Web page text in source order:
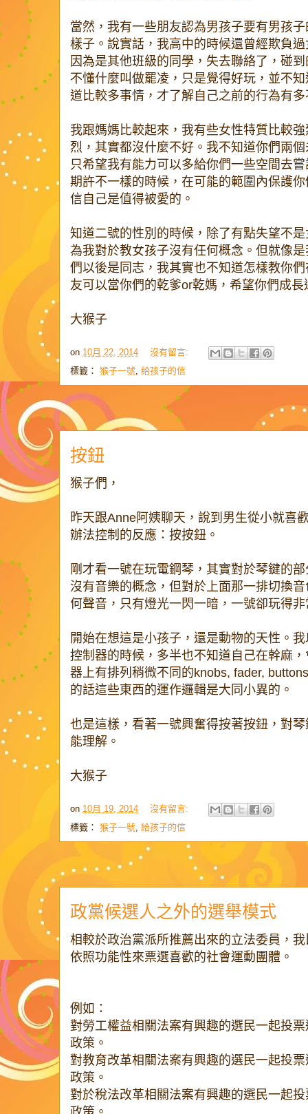
當然，我有一些朋友認為男孩子要有男孩
樣子。說實話，我高中的時候還曾經欺負
因為是其他班級的同學，失去聯絡了，碰
不懂什麼叫做罷凌，只是覺得好玩，並不
道比較多事情，才了解自己之前的行為有
我跟媽媽比較起來，我有些女性特質比較
烈，其實都沒什麼不好。我不知道你們兩
只希望我有能力可以多給你們一些空間去
期許不一樣的時候，在可能的範圍內保護
信自己是值得被愛的。
知道二號的性別的時候，除了有點失望不
為我對於教女孩子沒有任何概念。但就像
們以後是同志，我其實也不知道怎樣教你
友可以當你們的乾爹or乾媽，希望你們成長
大猴子
on 10月 22, 2014
沒有留言:
標籤： 猴子一號, 給孩子的信
按鈕
猴子們，
昨天跟Anne阿姨聊天，說到男生從小就喜
辦法控制的反應：按按鈕。
剛才看一號在玩電鋼琴，其實對於琴鍵的
沒有音樂的概念，但對於上面那一排切換
何聲音，只有燈光一閃一暗，一號卻玩得
開始在想這是小孩子，還是動物的天性。
控制器的時候，多半也不知道自己在幹麻
器上有排列稍微不同的knobs, fader,
的話這些東西的運作邏輯是大同小異的。
也是這樣，看著一號興奮得按著按鈕，對
能理解。
大猴子
on 10月 19, 2014
沒有留言:
標籤： 猴子一號, 給孩子的信
政黨候選人之外的選舉模式
相較於政治黨派所推薦出來的立法委員，
依照功能性來票選喜歡的社會運動團體。
例如：
對勞工權益相關法案有興趣的選民一起投
政策。
對教育改革相關法案有興趣的選民一起投
政策。
對於稅法改革相關法案有興趣的選民一起